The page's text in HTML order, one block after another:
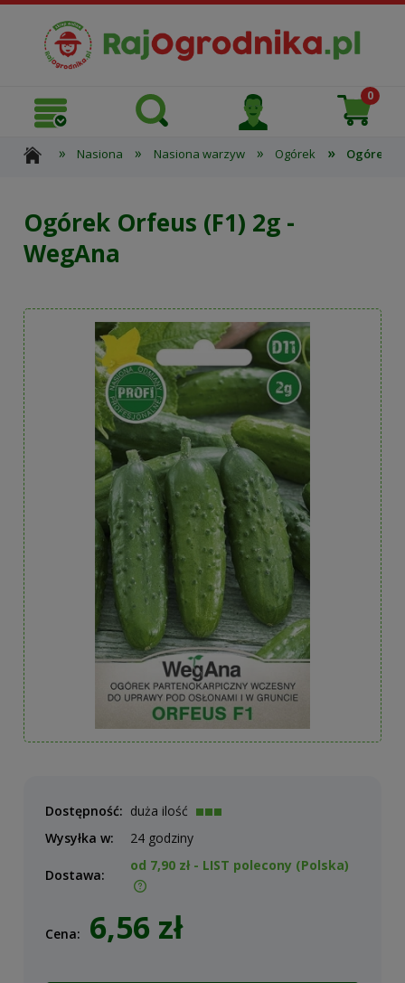
» Nasiona » Nasiona warzyw » Ogórek » Ogórek
Ogórek Orfeus (F1) 2g -
WegAna
Dostępność: duża ilość
Wysyłka w:
24 godziny
Dostawa:
od 7,90 zł - LIST polecony (Polska)
Cena: 6,56 zł